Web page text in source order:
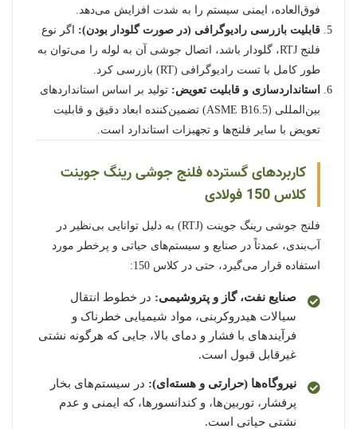
فوق‌العاده، ایمنی سیستم را به شدت افزایش می‌دهد.
قابلیت بازرسی رادیوگرافی (در صورت گلودار بودن): اگر نوع
فلنج RTJ، گلودار باشد، اتصال جوشی آن به لوله را می‌توان به
طور کامل با تست رادیوگرافی (RT) بازرسی کرد.
استانداردسازی و قابلیت تعویض: تولید بر اساس استانداردهای
بین‌المللی (ASME B16.5) تضمین‌کننده ابعاد دقیق و قابلیت
تعویض با سایر فلنج‌ها و تجهیزات استاندارد است.
کاربردهای گسترده فلنج جوشی رینگ جوینت
کلاس 150 فولادی
فلنج جوشی رینگ جوینت (RTJ) به دلیل توانایی بی‌نظیر در
آب‌بندی، عمدتاً در صنایع و سیستم‌های حیاتی و پرخطر مورد
استفاده قرار می‌گیرد، حتی در کلاس 150:
صنایع نفت، گاز و پتروشیمی: در خطوط انتقال
سیالات هیدروکربنی، مواد شیمیایی خطرناک و
فرآیندهای با فشار و دمای بالا، جایی که هرگونه نشتی
غیرقابل قبول است.
نیروگاه‌ها (حرارتی و هسته‌ای): در سیستم‌های بخار
پرفشار، توربین‌ها، و کندانسورها، که ایمنی و عدم
نشتی حیاتی است.